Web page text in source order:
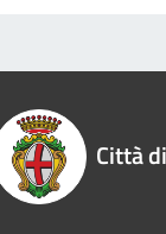
Città